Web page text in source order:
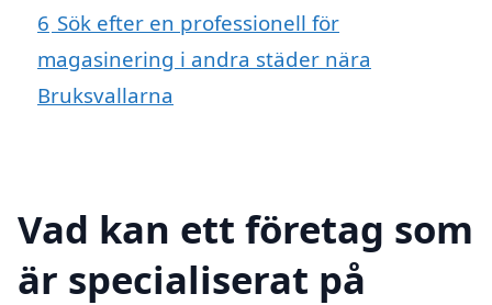
6 Sök efter en professionell för
magasinering i andra städer nära
Bruksvallarna
Vad kan ett företag som
är specialiserat på